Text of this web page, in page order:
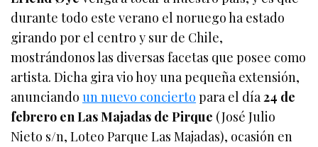
durante todo este verano el noruego ha estado
girando por el centro y sur de Chile,
mostrándonos las diversas facetas que posee como
artista. Dicha gira vio hoy una pequeña extensión,
anunciandoun nuevo concierto para el día24 de
febrero en Las Majadas de Pirque (José Julio
Nieto s/n, Loteo Parque Las Majadas), ocasión en